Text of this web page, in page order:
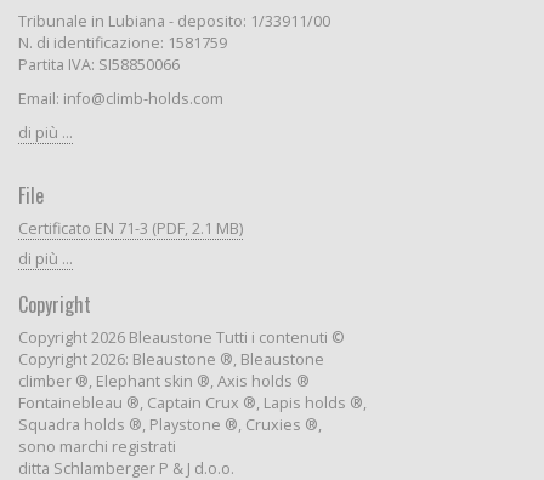
Tribunale in Lubiana - deposito: 1/33911/00
N. di identificazione: 1581759
Partita IVA: SI58850066
Email: info@climb-holds.com
di più ...
File
Certificato EN 71-3 (PDF, 2.1 MB)
di più ...
Copyright
Copyright 2026 Bleaustone Tutti i contenuti ©
Copyright 2026: Bleaustone ®, Bleaustone
climber ®, Elephant skin ®, Axis holds ®
Fontainebleau ®, Captain Crux ®, Lapis holds ®,
Squadra holds ®, Playstone ®, Cruxies ®,
sono marchi registrati
ditta Schlamberger P & J d.o.o.